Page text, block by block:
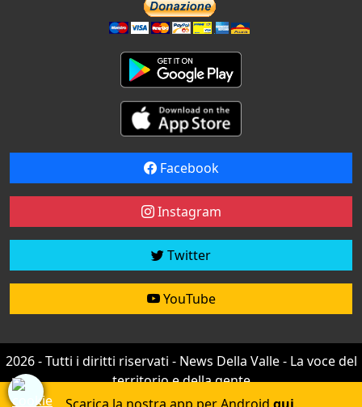
Facebook
Instagram
Twitter
YouTube
2026 - Tutti i diritti riservati - News Della Valle - La voce del
territorio e della gente
Credit by efree